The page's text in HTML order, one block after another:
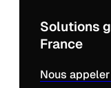
Solutions
France
Nous